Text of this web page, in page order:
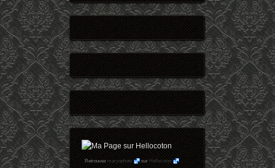
Retrouvezmaryophoto surHellocoton